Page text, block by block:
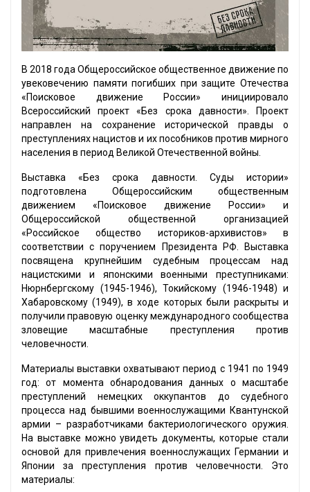
В 2018 года Общероссийское общественное движение по
увековечению памяти погибших при защите Отечества
«Поисковое движение России» инициировало
Всероссийский проект «Без срока давности». Проект
направлен на сохранение исторической правды о
преступлениях нацистов и их пособников против мирного
населения в период Великой Отечественной войны.
Выставка «Без срока давности. Суды истории»
подготовлена Общероссийским общественным
движением «Поисковое движение России» и
Общероссийской общественной организацией
«Российское общество историков-архивистов» в
соответствии с поручением Президента РФ. Выставка
посвящена крупнейшим судебным процессам над
нацистскими и японскими военными преступниками:
Нюрнбергскому (1945-1946), Токийскому (1946-1948) и
Хабаровскому (1949), в ходе которых были раскрыты и
получили правовую оценку международного сообщества
зловещие масштабные преступления против
человечности.
Материалы выставки охватывают период с 1941 по 1949
год: от момента обнародования данных о масштабе
преступлений немецких оккупантов до судебного
процесса над бывшими военнослужащими Квантунской
армии – разработчиками бактериологического оружия.
На выставке можно увидеть документы, которые стали
основой для привлечения военнослужащих Германии и
Японии за преступления против человечности. Это
материалы: